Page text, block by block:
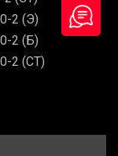
2 (Э)
2 (Б)
2 (СТ)